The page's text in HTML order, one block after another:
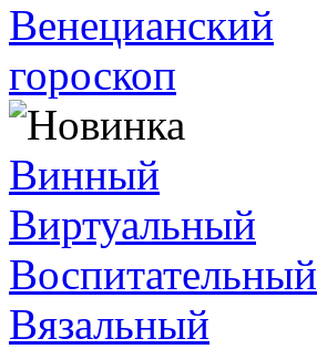
Венецианский
гороскоп
Винный
Виртуальный
Воспитательный
Вязальный